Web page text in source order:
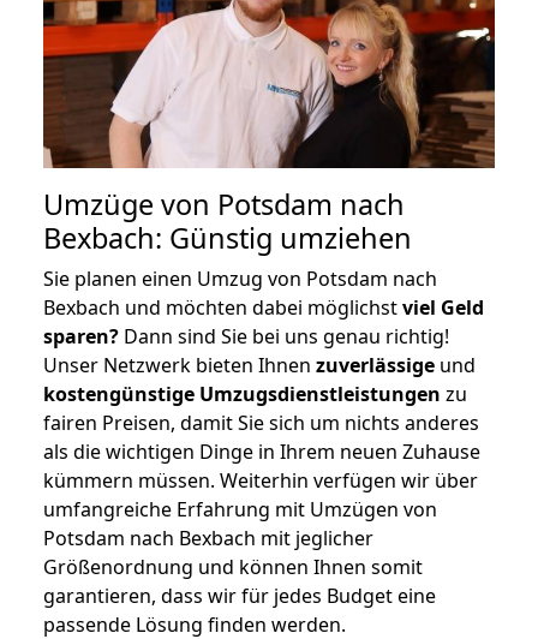
Umzüge von Potsdam nach
Bexbach: Günstig umziehen
Sie planen einen Umzug von Potsdam nach
Bexbach und möchten dabei möglichstviel Geld
sparen? Dann sind Sie bei uns genau richtig!
Unser Netzwerk bieten Ihnen zuverlässige und
kostengünstige Umzugsdienstleistungen zu
fairen Preisen, damit Sie sich um nichts anderes
als die wichtigen Dinge in Ihrem neuen Zuhause
kümmern müssen. Weiterhin verfügen wir über
umfangreiche Erfahrung mit Umzügen von
Potsdam nach Bexbach mit jeglicher
Größenordnung und können Ihnen somit
garantieren, dass wir für jedes Budget eine
passende Lösung finden werden.